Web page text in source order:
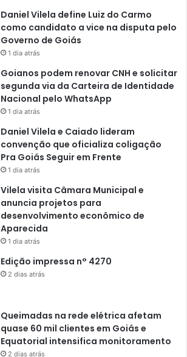
Daniel Vilela define Luiz do Carmo
como candidato a vice na disputa pelo
Governo de Goiás
1 dia atrás
Goianos podem renovar CNH e solicitar
segunda via da Carteira de Identidade
Nacional pelo WhatsApp
1 dia atrás
Daniel Vilela e Caiado lideram
convenção que oficializa coligação
Pra Goiás Seguir em Frente
1 dia atrás
Vilela visita Câmara Municipal e
anuncia projetos para
desenvolvimento econômico de
Aparecida
1 dia atrás
Edição impressa n° 4270
2 dias atrás
Queimadas na rede elétrica afetam
quase 60 mil clientes em Goiás e
Equatorial intensifica monitoramento
2 dias atrás